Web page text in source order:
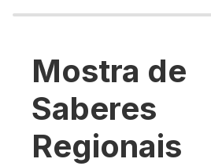
Mostra de
Saberes
Regionais